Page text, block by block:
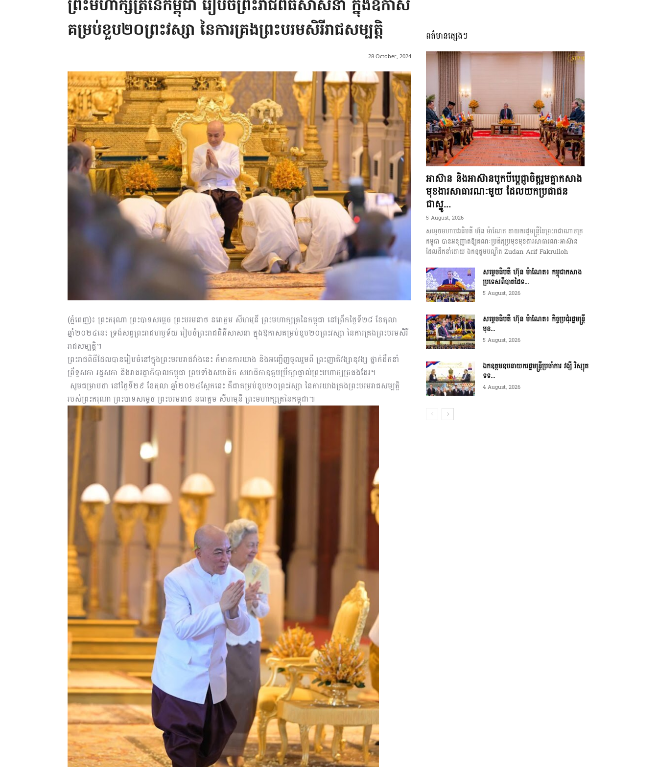
អង្គ
ភាព​
ព័ត៌មាន​
ប្រតិកម្ម
ព្រះមហាក្សត្រនៃកម្ពុជា រៀបចំព្រះរាជពិធីសាសនា ក្នុងឱកាស
គម្រប់ខួប២០ព្រះវស្សា នៃការគ្រងព្រះបរមសិរីរាជសម្បត្តិ
28 October, 2024
(ភ្នំពេញ)៖ ព្រះករុណា ព្រះបាទសម្តេច ព្រះបរមនាថ នរោត្តម សីហមុនី ព្រះមហាក្សត្រនៃកម្ពុជា នៅព្រឹកថ្ងៃទី២៨ ខែតុលា
ឆ្នាំ២០២៤នេះ ទ្រង់សព្វព្រះរាជហឫទ័យ រៀបចំព្រះរាជពិធីសាសនា ក្នុងឱកាសគម្រប់ខួប២០ព្រះវស្សា នៃការគ្រងព្រះបរមសិរី
រាជសម្បត្តិ។
ព្រះរាជពិធីដែលបានរៀបចំនៅក្នុងព្រះមរបរាជវាំងនេះ ក៏មានការយាង និងអញ្ជើញចូលរួមពី ព្រះញាតិវង្សានុវង្ស ថ្នាក់ដឹកនាំ
ព្រឹទ្ធសភា រដ្ឋសភា និងរាជរដ្ឋាភិបាលកម្ពុជា ព្រមទាំងសមាជិក សមាជិកាឧត្តមប្រឹក្សាផ្ទាល់ព្រះមហាក្សត្រផងដែរ។
សូមជម្រាបថា នៅថ្ងៃទី២៩ ខែតុលា ឆ្នាំ២០២៤ស្អែកនេះ គឺជាគម្រប់ខួប២០ព្រះវស្សា នៃការយាងគ្រងព្រះបរមរាជសម្បត្តិ
របស់ព្រះករុណា ព្រះបាទសម្តេច ព្រះបរមនាថ នរោត្តម សីហមុនី ព្រះមហាក្សត្រនៃកម្ពុជា៕
ពត៌មានផ្សេងៗ
អាស៊ាន និងអាស៊ានបូកបីប្តេជ្ញាចិត្តរួមគ្នាកសាង
មុខងារសាធារណៈមួយ ដែលយកប្រជាជន
ជាស្នូ...
5 August, 2026
សម្តេចមហាបវរធិបតី ហ៊ុន ម៉ាណែត នាយករដ្ឋមន្ត្រីនៃព្រះរាជាណាចក្រ
កម្ពុជា បានអនុញ្ញាតឱ្យគណៈប្រតិភូប្រមុខមុខងារសាធារណៈអាស៊ាន
ដែលដឹកនាំដោយ ឯកឧត្តមបណ្ឌិត Zudan Arif Fakrulloh
សម្ដេចធិបតី ហ៊ុន ម៉ាណែត៖ កម្ពុជាកសាង
ប្រទេសពីបាតដៃទ...
5 August, 2026
សម្ដេចធិបតី ហ៊ុន ម៉ាណែត៖ កិច្ចប្រជុំរដ្ឋមន្ត្រី
មុខ...
5 August, 2026
ឯកឧត្តមឧបនាយករដ្ឋមន្ត្រីប្រចាំការ វង្សី វិស្សុត
ទទ...
4 August, 2026